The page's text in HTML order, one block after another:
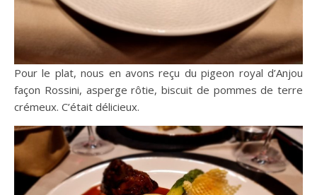
Pour le plat, nous en avons reçu du pigeon royal d’Anjou
façon Rossini, asperge rôtie, biscuit de pommes de terre
crémeux. C’était délicieux.